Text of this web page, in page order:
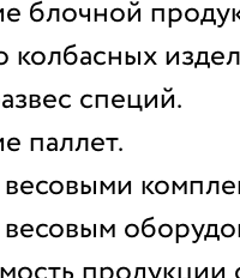
блочной
колбасных
специй.
паллет.